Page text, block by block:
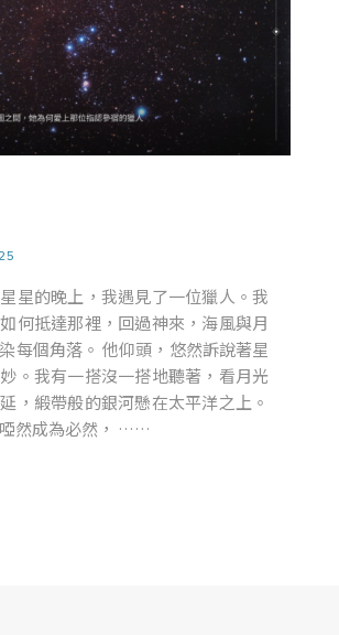
星的晚上，我遇見了一位獵人。我
何抵達那裡，回過神來，海風與月
每個角落。 他仰頭，悠然訴說著星
。我有一搭沒一搭地聽著，看月光
，緞帶般的銀河懸在太平洋之上。
然成為必然， ……